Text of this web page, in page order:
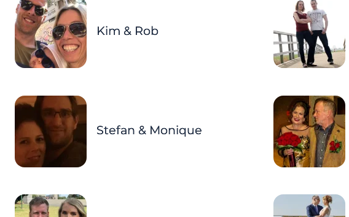
Kim & Rob
Stefan & Monique